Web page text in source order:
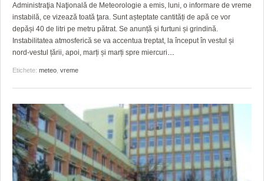
Administraţia Naţională de Meteorologie a emis, luni, o informare de vreme
instabilă, ce vizează toată ţara. Sunt așteptate cantități de apă ce vor
depăși 40 de litri pe metru pătrat. Se anunță și furtuni și grindină.
Instabilitatea atmosferică se va accentua treptat, la început în vestul și
nord-vestul țării, apoi, marți și marți spre miercuri
Etichete: meteo vreme